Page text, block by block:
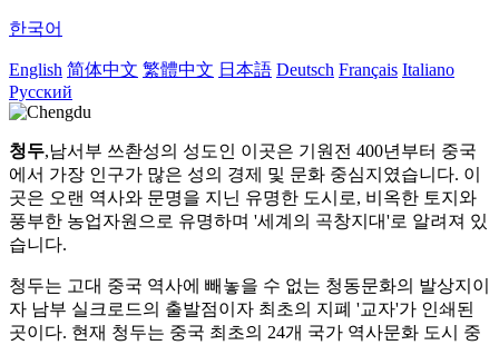
한국어
English 简体中文 繁體中文 日本語 Deutsch Français Italiano
Русский
청두,남서부 쓰촨성의 성도인 이곳은 기원전 400년부터 중국
에서 가장 인구가 많은 성의 경제 및 문화 중심지였습니다. 이
곳은 오랜 역사와 문명을 지닌 유명한 도시로, 비옥한 토지와
풍부한 농업자원으로 유명하며 '세계의 곡창지대'로 알려져 있
습니다.
청두는 고대 중국 역사에 빼놓을 수 없는 청동문화의 발상지이
자 남부 실크로드의 출발점이자 최초의 지폐 '교자'가 인쇄된
곳이다. 현재 청두는 중국 최초의 24개 국가 역사문화 도시 중